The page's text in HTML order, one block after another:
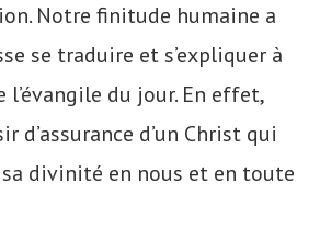
Notre finitude humaine a
se traduire et s’expliquer à
du jour. En effet,
d’assurance d’un Christ qui
divinité en nous et en toute